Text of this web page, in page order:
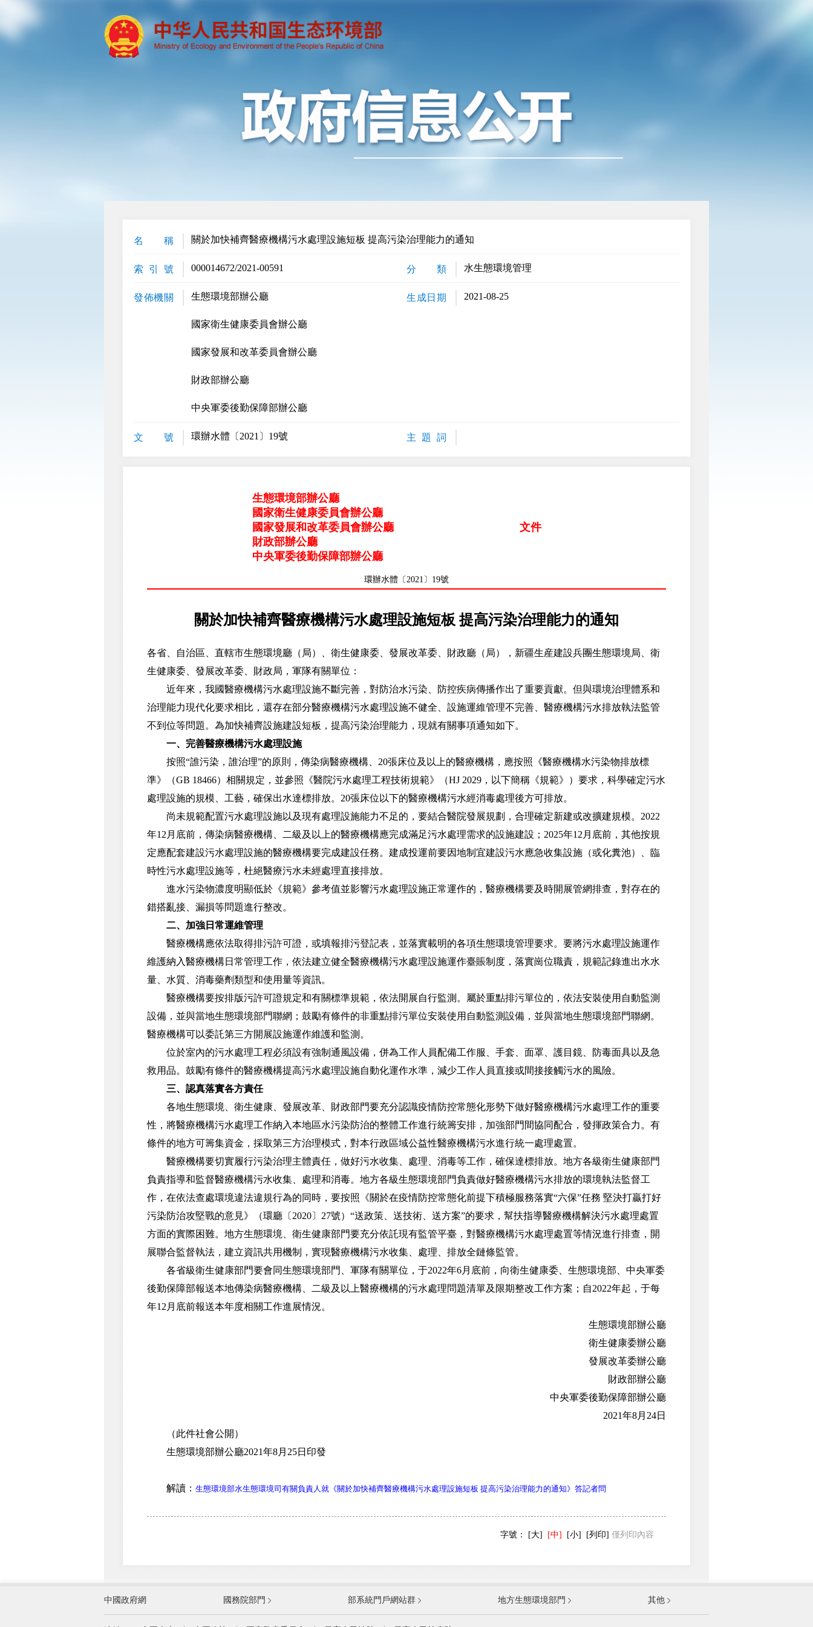
名 稱 關於加快補齊醫療機構污水處理設施短板 提高污染治理能力的通知
索 引 號 000014672/2021-00591 分 類 水生態環境管理
發佈機關 生態環境部辦公廳
國家衛生健康委員會辦公廳
國家發展和改革委員會辦公廳
財政部辦公廳
中央軍委後勤保障部辦公廳
生成日期 2021-08-25
文 號 環辦水體〔2021〕19號 主 題 詞
生態環境部辦公廳
國家衛生健康委員會辦公廳
國家發展和改革委員會辦公廳
財政部辦公廳
中央軍委後勤保障部辦公廳
文件
環辦水體〔2021〕19號
關於加快補齊醫療機構污水處理設施短板 提高污染治理能力的通知
各省、自治區、直轄市生態環境廳（局）、衛生健康委、發展改革委、財政廳（局），新疆生産建設兵團生態環境局、衛
生健康委、發展改革委、財政局，軍隊有關單位：
近年來，我國醫療機構污水處理設施不斷完善，對防治水污染、防控疾病傳播作出了重要貢獻。但與環境治理體系和
治理能力現代化要求相比，還存在部分醫療機構污水處理設施不健全、設施運維管理不完善、醫療機構污水排放執法監管
不到位等問題。為加快補齊設施建設短板，提高污染治理能力，現就有關事項通知如下。
一、完善醫療機構污水處理設施
按照“誰污染，誰治理”的原則，傳染病醫療機構、20張床位及以上的醫療機構，應按照《醫療機構水污染物排放標
準》（GB 18466）相關規定，並參照《醫院污水處理工程技術規範》（HJ 2029，以下簡稱《規範》）要求，科學確定污水
處理設施的規模、工藝，確保出水達標排放。20張床位以下的醫療機構污水經消毒處理後方可排放。
尚未規範配置污水處理設施以及現有處理設施能力不足的，要結合醫院發展規劃，合理確定新建或改擴建規模。2022
年12月底前，傳染病醫療機構、二級及以上的醫療機構應完成滿足污水處理需求的設施建設；2025年12月底前，其他按規
定應配套建設污水處理設施的醫療機構要完成建設任務。建成投運前要因地制宜建設污水應急收集設施（或化糞池）、臨
時性污水處理設施等，杜絕醫療污水未經處理直接排放。
進水污染物濃度明顯低於《規範》參考值並影響污水處理設施正常運作的，醫療機構要及時開展管網排查，對存在的
錯搭亂接、漏損等問題進行整改。
二、加強日常運維管理
醫療機構應依法取得排污許可證，或填報排污登記表，並落實載明的各項生態環境管理要求。要將污水處理設施運作
維護納入醫療機構日常管理工作，依法建立健全醫療機構污水處理設施運作臺賬制度，落實崗位職責，規範記錄進出水水
量、水質、消毒藥劑類型和使用量等資訊。
醫療機構要按排版污許可證規定和有關標準規範，依法開展自行監測。屬於重點排污單位的，依法安裝使用自動監測
設備，並與當地生態環境部門聯網；鼓勵有條件的非重點排污單位安裝使用自動監測設備，並與當地生態環境部門聯網。
醫療機構可以委託第三方開展設施運作維護和監測。
位於室內的污水處理工程必須設有強制通風設備，併為工作人員配備工作服、手套、面罩、護目鏡、防毒面具以及急
救用品。鼓勵有條件的醫療機構提高污水處理設施自動化運作水準，減少工作人員直接或間接接觸污水的風險。
三、認真落實各方責任
各地生態環境、衛生健康、發展改革、財政部門要充分認識疫情防控常態化形勢下做好醫療機構污水處理工作的重要
性，將醫療機構污水處理工作納入本地區水污染防治的整體工作進行統籌安排，加強部門間協同配合，發揮政策合力。有
條件的地方可籌集資金，採取第三方治理模式，對本行政區域公益性醫療機構污水進行統一處理處置。
醫療機構要切實履行污染治理主體責任，做好污水收集、處理、消毒等工作，確保達標排放。地方各級衛生健康部門
負責指導和監督醫療機構污水收集、處理和消毒。地方各級生態環境部門負責做好醫療機構污水排放的環境執法監督工
作，在依法查處環境違法違規行為的同時，要按照《關於在疫情防控常態化前提下積極服務落實“六保”任務 堅決打贏打好
污染防治攻堅戰的意見》（環廳〔2020〕27號）“送政策、送技術、送方案”的要求，幫扶指導醫療機構解決污水處理處置
方面的實際困難。地方生態環境、衛生健康部門要充分依託現有監管平臺，對醫療機構污水處理處置等情況進行排查，開
展聯合監督執法，建立資訊共用機制，實現醫療機構污水收集、處理、排放全鏈條監管。
各省級衛生健康部門要會同生態環境部門、軍隊有關單位，于2022年6月底前，向衛生健康委、生態環境部、中央軍委
後勤保障部報送本地傳染病醫療機構、二級及以上醫療機構的污水處理問題清單及限期整改工作方案；自2022年起，于每
年12月底前報送本年度相關工作進展情況。
生態環境部辦公廳
衛生健康委辦公廳
發展改革委辦公廳
財政部辦公廳
中央軍委後勤保障部辦公廳
2021年8月24日
（此件社會公開）
生態環境部辦公廳2021年8月25日印發
解讀： 生態環境部水生態環境司有關負責人就《關於加快補齊醫療機構污水處理設施短板 提高污染治理能力的通知》答記者問
字號： [大] [中] [小] [列印] 僅列印內容
外交部 國防部
國家發展和改革委員會
中國政府網 國務院部門 部系統門戶網站群 地方生態環境部門 其他